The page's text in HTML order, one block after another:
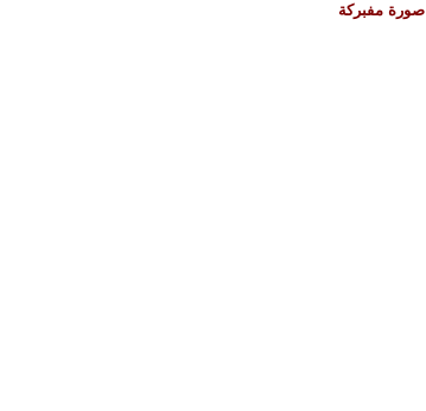
صورة مفبركة